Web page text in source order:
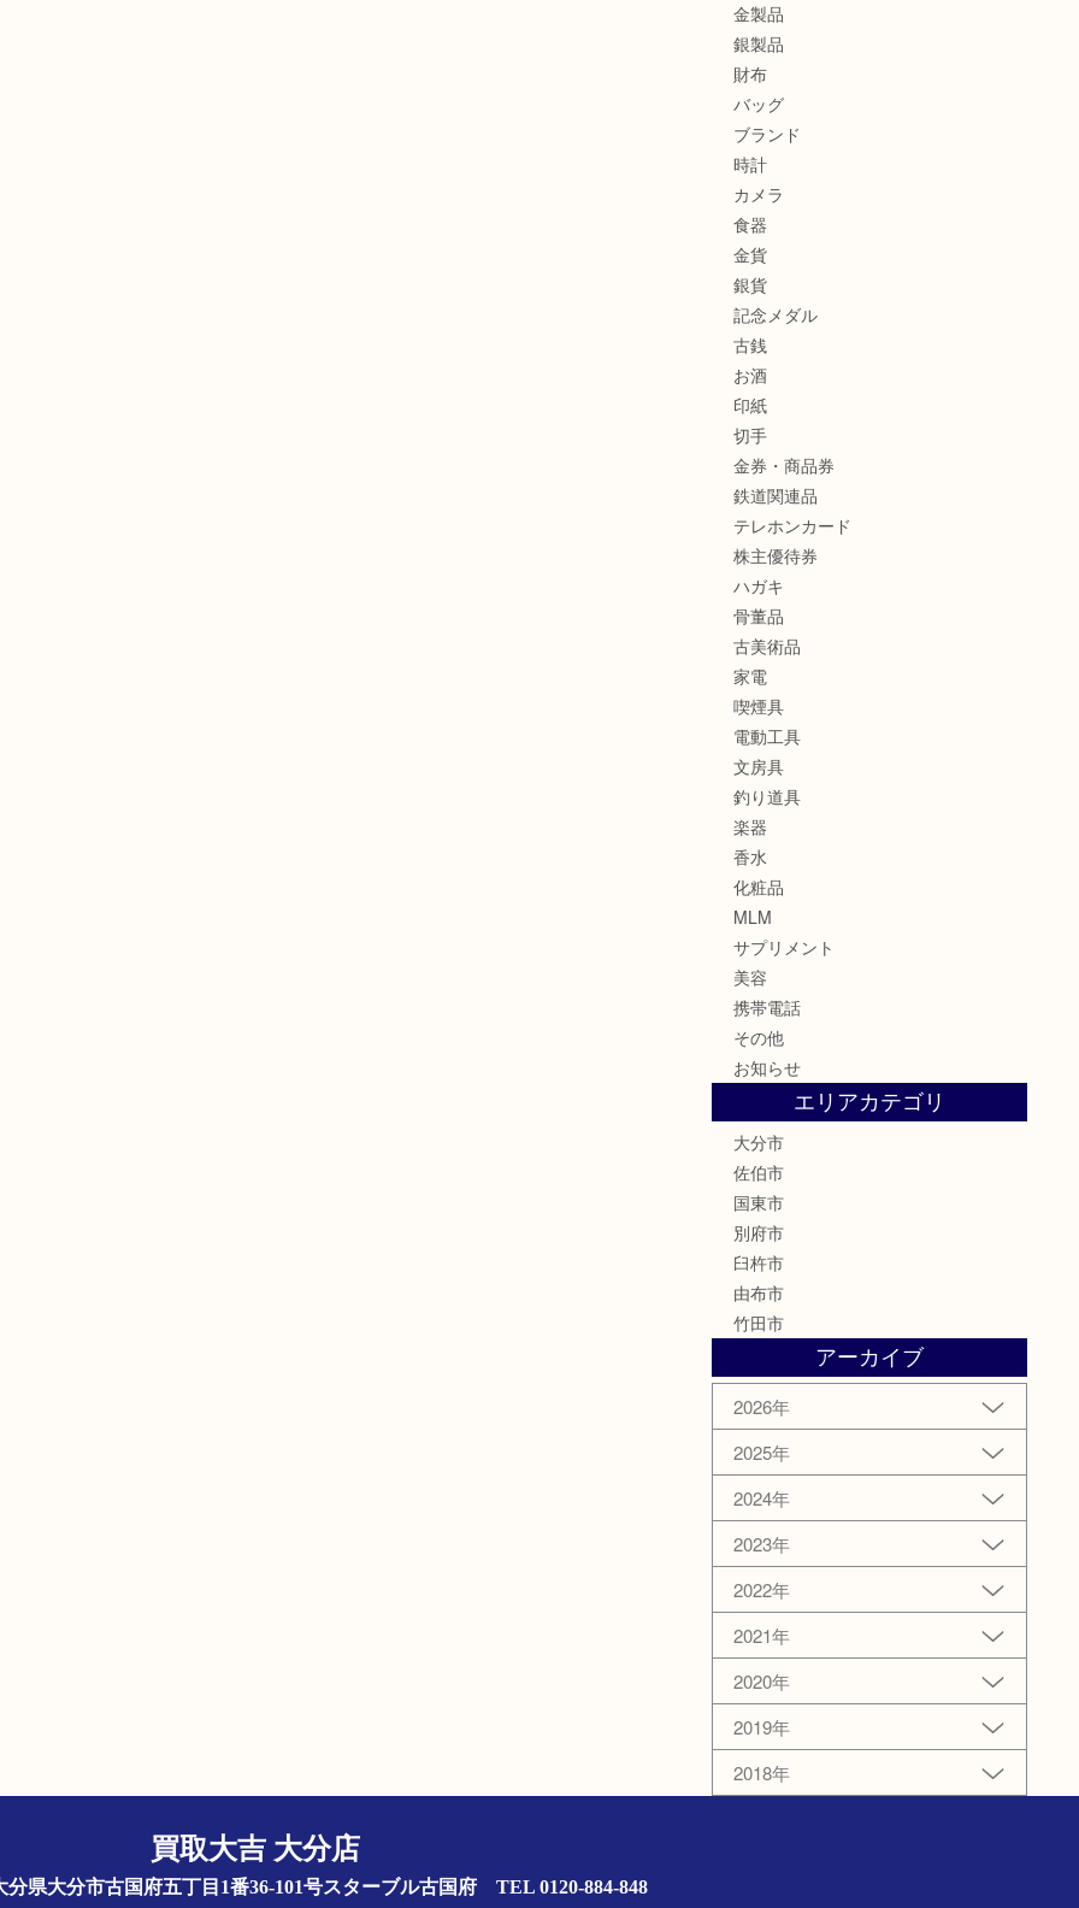
金製品
銀製品
財布
バッグ
ブランド
時計
カメラ
食器
金貨
銀貨
記念メダル
古銭
お酒
印紙
切手
金券・商品券
鉄道関連品
テレホンカード
株主優待券
ハガキ
骨董品
古美術品
家電
喫煙具
電動工具
文房具
釣り道具
楽器
香水
化粧品
MLM
サプリメント
美容
携帯電話
その他
お知らせ
エリアカテゴリ
大分市
佐伯市
国東市
別府市
臼杵市
由布市
竹田市
アーカイブ
2026年
2025年
2024年
2023年
2022年
2021年
2020年
2019年
2018年
買取大吉 大分店
分県大分市古国府五丁目1番36-101号スターブル古国府 TEL 0120-884-848